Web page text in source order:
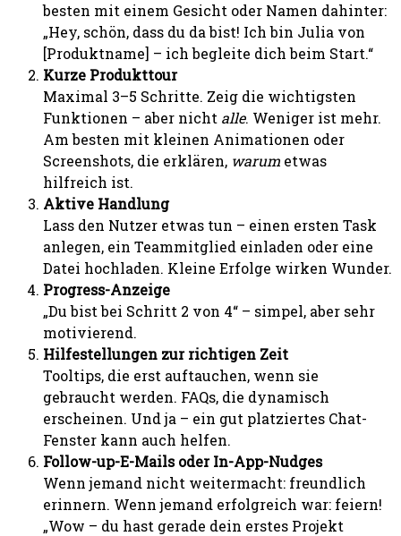
besten mit einem Gesicht oder Namen dahinter:
„Hey, schön, dass du da bist! Ich bin Julia von
[Produktname] – ich begleite dich beim Start.“
Kurze Produkttour
Maximal 3–5 Schritte. Zeig die wichtigsten
Funktionen – aber nicht alle. Weniger ist mehr.
Am besten mit kleinen Animationen oder
Screenshots, die erklären, warum etwas
hilfreich ist.
Aktive Handlung
Lass den Nutzer etwas tun – einen ersten Task
anlegen, ein Teammitglied einladen oder eine
Datei hochladen. Kleine Erfolge wirken Wunder.
Progress-Anzeige
„Du bist bei Schritt 2 von 4“ – simpel, aber sehr
motivierend.
Hilfestellungen zur richtigen Zeit
Tooltips, die erst auftauchen, wenn sie
gebraucht werden. FAQs, die dynamisch
erscheinen. Und ja – ein gut platziertes Chat-
Fenster kann auch helfen.
Follow-up-E-Mails oder In-App-Nudges
Wenn jemand nicht weitermacht: freundlich
erinnern. Wenn jemand erfolgreich war: feiern!
„Wow – du hast gerade dein erstes Projekt